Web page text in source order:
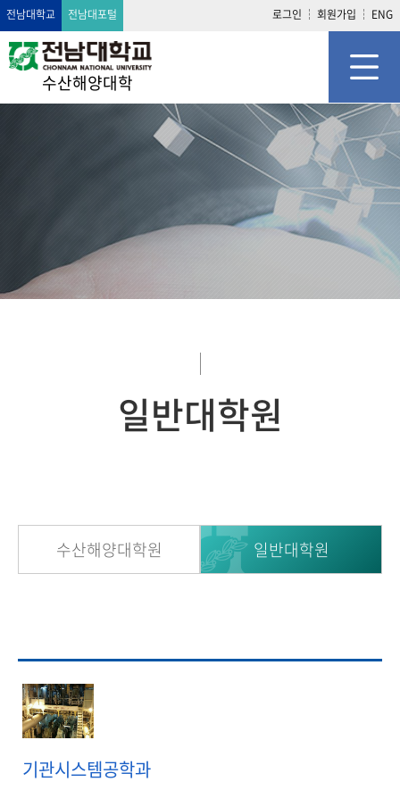
전남대학교 전남대포털 로그인 회원가입 ENG
수산해양대학
일반대학원
수산해양대학원 일반대학원
기관시스템공학과